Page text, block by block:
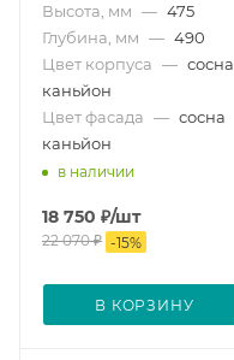
Высота, мм — 475
Глубина, мм — 490
Цвет корпуса — сосна
каньйон
Цвет фасада — сосна
каньйон
в наличии
18 750 ₽/шт
22 070₽ -15%
В КОРЗИНУ